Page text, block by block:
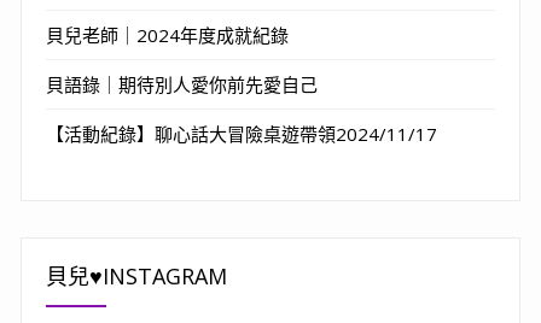
貝兒老師｜2024年度成就紀錄
貝語錄｜期待別人愛你前先愛自己
【活動紀錄】聊心話大冒險桌遊帶領2024/11/17
貝兒♥INSTAGRAM